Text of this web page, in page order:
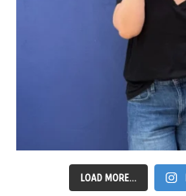
LOAD MORE...